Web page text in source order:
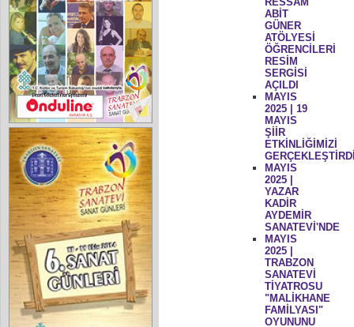
ABİT
GÜNER
ATÖLYESİ
ÖĞRENCİLERİ
RESİM
SERGİSİ
AÇILDI
MAYIS
2025 | 19
MAYIS
ŞİİR
ETKİNLİĞİMİZİ
MAYIS
2025 |
YAZAR
KADİR
AYDEMİR
SANATEVİ'NDE
MAYIS
2025 |
TRABZON
SANATEVİ
TİYATROSU
"MALİKHANE
FAMİLYASI"
OYUNUNU